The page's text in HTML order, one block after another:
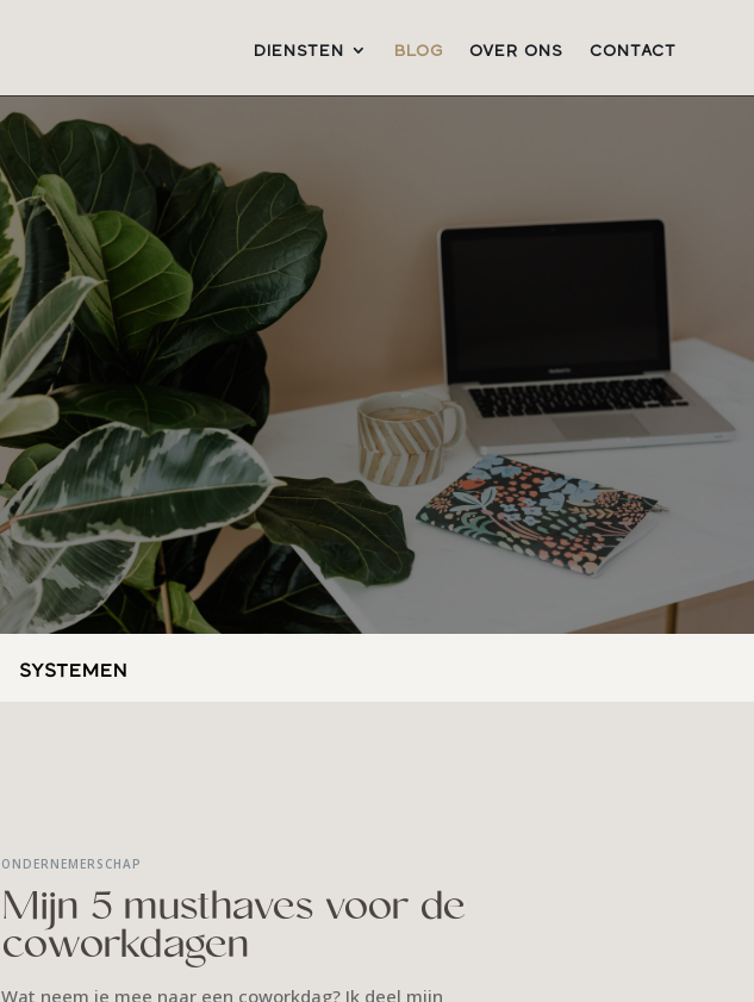
DIENSTEN BLOG OVER ONS CONTACT
SYSTEMEN
Mijn 5 musthaves voor de
coworkdagen
ONDERNEMERSCHAP
Wat neem je mee naar een coworkdag? Ik deel mijn